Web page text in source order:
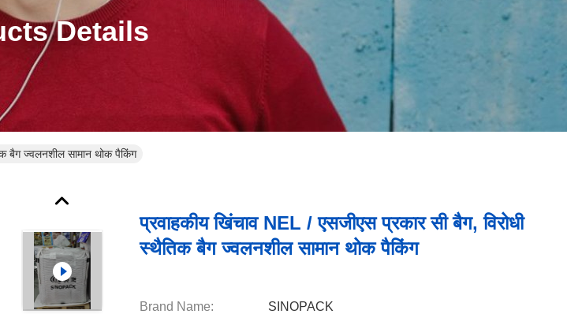
Details
बैग ज्वलनशील सामान थोक पैकिंग
प्रवाहकीय खिंचाव NEL / एसजीएस प्रकार सी बैग, विरोधी
स्थैतिक बैग ज्वलनशील सामान थोक पैकिंग
Brand Name: SINOPACK